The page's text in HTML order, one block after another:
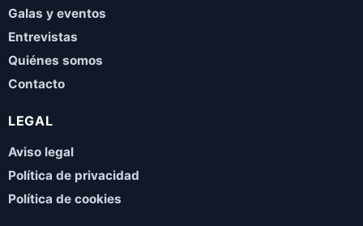
Galas y eventos
Entrevistas
Quiénes somos
Contacto
LEGAL
Aviso legal
Política de privacidad
Política de cookies